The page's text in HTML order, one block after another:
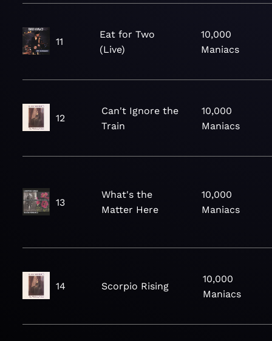
11
Eat for Two
(Live)
10,000
Maniacs
12
Can't Ignore the
Train
10,000
Maniacs
13
What's the
Matter Here
10,000
Maniacs
14 Scorpio Rising
10,000
Maniacs